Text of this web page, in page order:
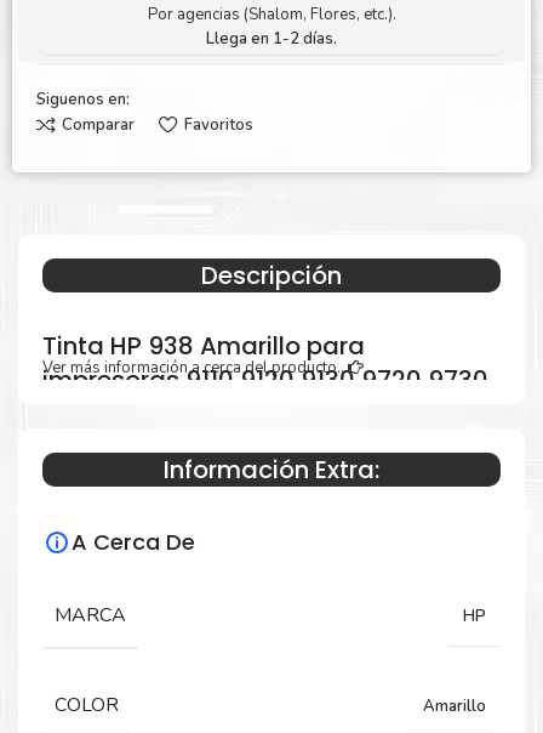
Por agencias (Shalom, Flores, etc.).
Llega en 1-2 días.
Siguenos en:
Comparar
Favoritos
Descripción
Tinta HP 938 Amarillo para
impresoras 9110 9120 9130 9720 9730
Especificaciones Técnicas
Para impresoras:
9110, 9120, 9130, 9720, 9730.
Ver más información a cerca del producto...
Información Extra:
A Cerca De
MARCA HP
COLOR Amarillo